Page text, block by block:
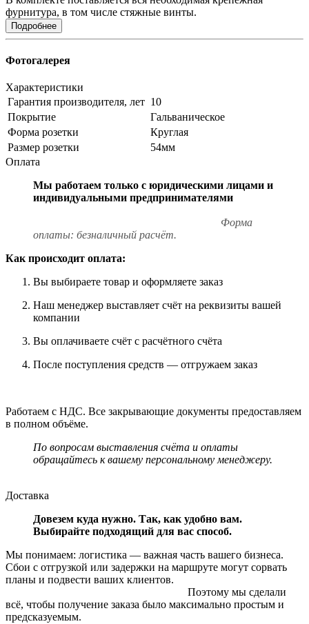
фурнитура, в том числе стяжные винты.
Подробнее
Фотогалерея
Характеристики
Гарантия производителя, лет 10
Покрытие
Гальваническое
Форма розетки
Круглая
Размер розетки
54мм
Оплата
Мы работаем только с юридическими лицами и
индивидуальными предпринимателями
Форма
оплаты: безналичный расчёт.
Как происходит оплата:
Вы выбираете товар и оформляете заказ
Наш менеджер выставляет счёт на реквизиты вашей
компании
Вы оплачиваете счёт с расчётного счёта
После поступления средств — отгружаем заказ
Работаем с НДС. Все закрывающие документы предоставляем
в полном объёме.
По вопросам выставления счёта и оплаты
обращайтесь к вашему персональному менеджеру.
Доставка
Довезем куда нужно. Так, как удобно вам.
Выбирайте подходящий для вас способ.
Мы понимаем: логистика — важная часть вашего бизнеса.
Сбои с отгрузкой или задержки на маршруте могут сорвать
планы и подвести ваших клиентов.
Поэтому мы сделали
всё, чтобы получение заказа было максимально простым и
предсказуемым.